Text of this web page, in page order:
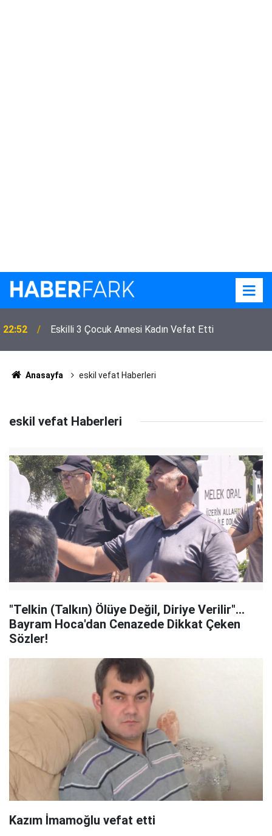
22:52 Eskilli 3 Çocuk Annesi Kadın Vefat Etti
Anasayfa eskil vefat Haberleri
eskil vefat Haberleri
"Telkin (Talkın) Ölüye Değil, Diriye Verilir"...
Bayram Hoca'dan Cenazede Dikkat Çeken
Sözler!
Kazım İmamoğlu vefat etti